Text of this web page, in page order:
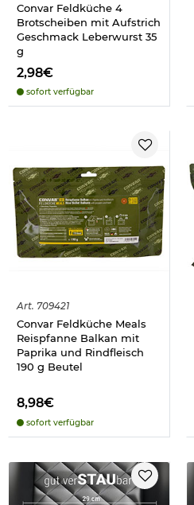
Convar Feldküche 4
Brotscheiben mit Aufstrich
Geschmack Leberwurst 35
g
2,98€
sofort verfügbar
Art. 709421
Convar Feldküche Meals
Reispfanne Balkan mit
Paprika und Rindfleisch
190 g Beutel
8,98€
sofort verfügbar